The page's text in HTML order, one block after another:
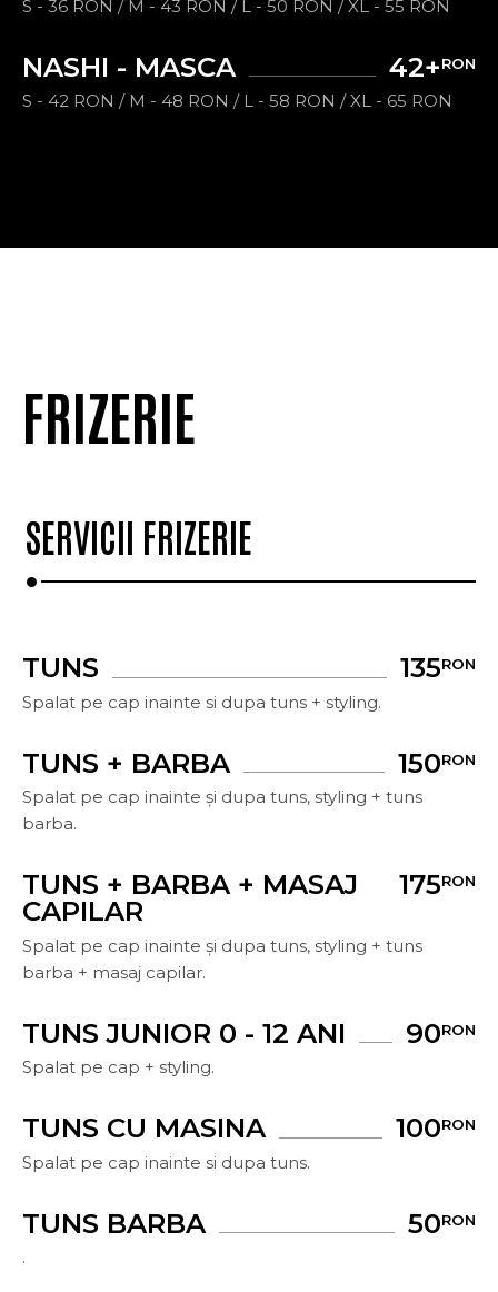
S - 36 RON / M - 43 RON / L - 50 RON / XL - 55 RON
NASHI - MASCA 42+RON
S - 42 RON / M - 48 RON / L - 58 RON / XL - 65 RON
FRIZERIE
SERVICII FRIZERIE
TUNS 135RON
Spalat pe cap inainte si dupa tuns + styling.
TUNS + BARBA 150RON
Spalat pe cap inainte și dupa tuns, styling + tuns
barba.
TUNS + BARBA + MASAJ
CAPILAR
175RON
Spalat pe cap inainte și dupa tuns, styling + tuns
barba + masaj capilar.
TUNS JUNIOR 0 - 12 ANI 90RON
Spalat pe cap + styling.
TUNS CU MASINA 100RON
Spalat pe cap inainte si dupa tuns.
TUNS BARBA 50RON
.